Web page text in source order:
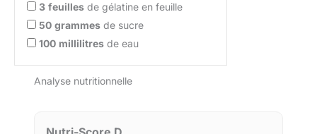
3 feuilles de gélatine en feuille
50 grammes de sucre
100 millilitres de eau
Analyse nutritionnelle